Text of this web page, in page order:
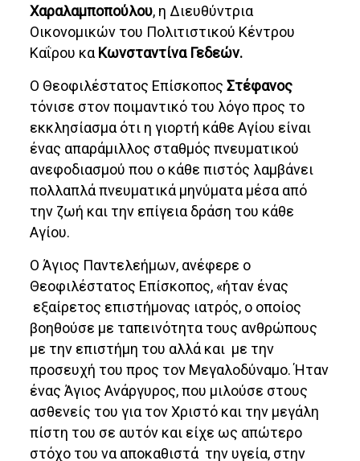
Χαραλαμποπούλου, η Διευθύντρια
Οικονομικών του Πολιτιστικού Κέντρου
Καΐρου κα Κωνσταντίνα Γεδεών.
Ο Θεοφιλέστατος Επίσκοπος Στέφανος
τόνισε στον ποιμαντικό του λόγο προς το
εκκλησίασμα ότι η γιορτή κάθε Αγίου είναι
ένας απαράμιλλος σταθμός πνευματικού
ανεφοδιασμού που ο κάθε πιστός λαμβάνει
πολλαπλά πνευματικά μηνύματα μέσα από
την ζωή και την επίγεια δράση του κάθε
Αγίου.
Ο Άγιος Παντελεήμων, ανέφερε ο
Θεοφιλέστατος Επίσκοπος, «ήταν ένας
εξαίρετος επιστήμονας ιατρός, ο οποίος
βοηθούσε με ταπεινότητα τους ανθρώπους
με την επιστήμη του αλλά και με την
προσευχή του προς τον Μεγαλοδύναμο. Ήταν
ένας Άγιος Ανάργυρος, που μιλούσε στους
ασθενείς του για τον Χριστό και την μεγάλη
πίστη του σε αυτόν και είχε ως απώτερο
στόχο του να αποκαθιστά την υγεία, στην